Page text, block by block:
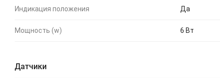
Индикация положения Да
Мощность (w) 6 Вт
Датчики